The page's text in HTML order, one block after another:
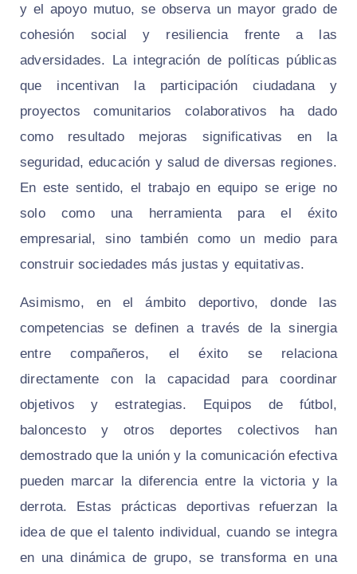
y el apoyo mutuo, se observa un mayor grado de
cohesión social y resiliencia frente a las
adversidades. La integración de políticas públicas
que incentivan la participación ciudadana y
proyectos comunitarios colaborativos ha dado
como resultado mejoras significativas en la
seguridad, educación y salud de diversas regiones.
En este sentido, el trabajo en equipo se erige no
solo como una herramienta para el éxito
empresarial, sino también como un medio para
construir sociedades más justas y equitativas.
Asimismo, en el ámbito deportivo, donde las
competencias se definen a través de la sinergia
entre compañeros, el éxito se relaciona
directamente con la capacidad para coordinar
objetivos y estrategias. Equipos de fútbol,
baloncesto y otros deportes colectivos han
demostrado que la unión y la comunicación efectiva
pueden marcar la diferencia entre la victoria y la
derrota. Estas prácticas deportivas refuerzan la
idea de que el talento individual, cuando se integra
en una dinámica de grupo, se transforma en una